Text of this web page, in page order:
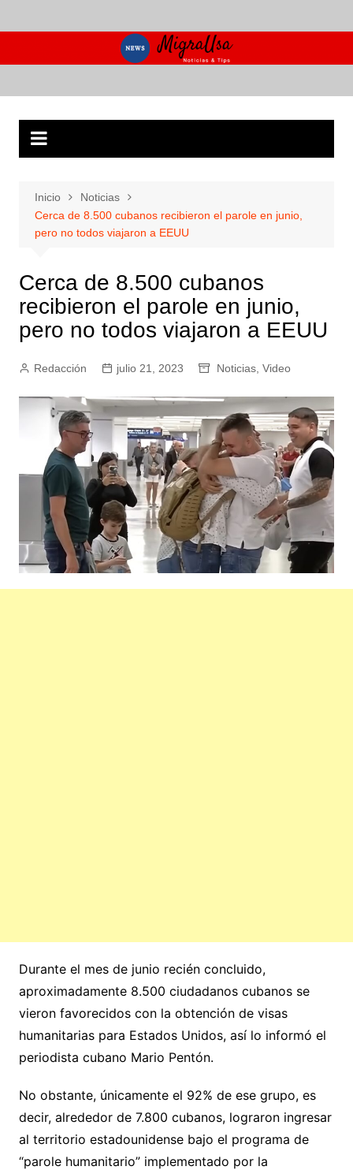
al
Inicio
Noticias
Cerca de 8.500 cubanos recibieron el parole en junio,
pero no todos viajaron a EEUU
Cerca de 8.500 cubanos
recibieron el parole en junio,
pero no todos viajaron a EEUU
Redacción julio 21, 2023 Noticias, Video
Durante el mes de junio recién concluido,
aproximadamente 8.500 ciudadanos cubanos se
vieron favorecidos con la obtención de visas
humanitarias para Estados Unidos, así lo informó el
periodista cubano Mario Pentón.
No obstante, únicamente el 92% de ese grupo, es
decir, alrededor de 7.800 cubanos, lograron ingresar
al territorio estadounidense bajo el programa de
“parole humanitario” implementado por la